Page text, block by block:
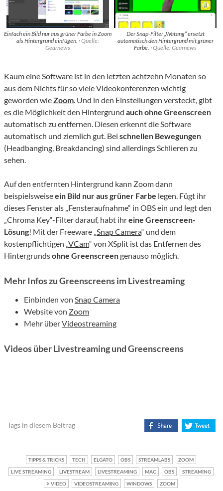
Einfach ein Bild nur aus grüner Farbe in Zoom
als Hintergrund einfügen. ·Quelle:
Gearnews
Der Snap-Filter „Watang“ ersetzt
automatisch den Hintergrund mit grüner
Farbe. ·Quelle: Gearnews
Kaum eine Software ist in den letzten achtzehn Monaten so
aus dem Nichts für so viele Videokonferenzen wichtig
geworden wieZoom. Und in den Einstellungen versteckt, gibt
es die Möglichkeit den Hintergrund auch ohne Greenscreen
automatisch zu entfernen. Diesen erkennt die Software
automatisch und ziemlich gut. Bei schnellen Bewegungen
(Headbanging, Breakdancing) sind allerdings Schlieren zu
sehen.
Auf den entfernten Hintergrund kann Zoom dann
beispielsweiseein Bild nur aus grüner Farbe legen. Fügt ihr
dieses Fenster als „Fensteraufnahme“ in OBS ein und legt den
„Chroma Key“-Filter darauf, habt ihreine Greenscreen-
Lösung! Mit der Freeware „Snap Camera“ und dem
kostenpflichtigen „VCam“ von XSplit ist das Entfernen des
Hintergrundsohne Greenscreengenauso möglich.
Mehr Infos zu Greenscreens im Livestreaming
Einbinden von Snap Camera
Website von Zoom
Mehr überVideostreaming
Videos über Livestreaming und Greenscreens
Tags in diesem Beitrag
TIPPS & TRICKS TECH ELGATO OBS STREAMLABS
ZOOM
LIVE STREAMING
LIVESTREAM LIVESTREAMING MAC OBS
STREAMING
VIDEO
VIDEOSTREAMING WINDOWS ZOOM